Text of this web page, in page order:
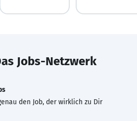
Jobs-Netzwerk
den Job, der wirklich zu Dir